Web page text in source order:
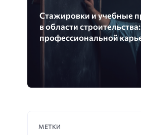
Стажировки и учебные
в области
профессиональной
МЕТКИ